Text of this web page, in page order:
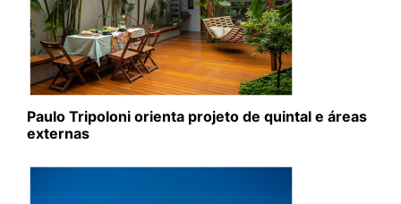
Paulo Tripoloni orienta projeto de quintal e áreas
externas